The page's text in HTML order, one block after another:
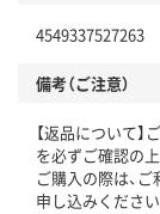
4549337527263
備考（ご注意）
【返品について】
を必ずご確認の上
ご購入の際は、ご
申し込みください